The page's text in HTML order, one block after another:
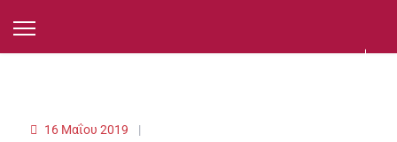
16 Μαΐου 2019